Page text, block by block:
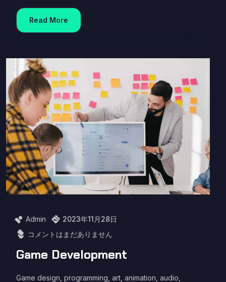
Read More
Admin
2023年11月28日
コメントはまだありません
Game Development
Game design, programming, art, animation, audio,